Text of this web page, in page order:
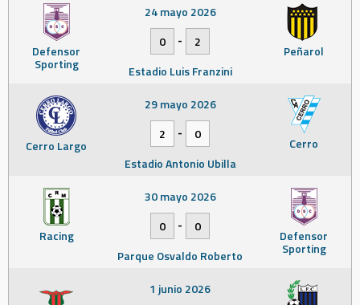
Defensor
Sporting
Peñarol
24 mayo 2026
0
-
2
Estadio Luis Franzini
Cerro Largo Cerro
29 mayo 2026
2
-
0
Estadio Antonio Ubilla
Racing Defensor
Sporting
30 mayo 2026
0
-
0
Parque Osvaldo Roberto
1 junio 2026